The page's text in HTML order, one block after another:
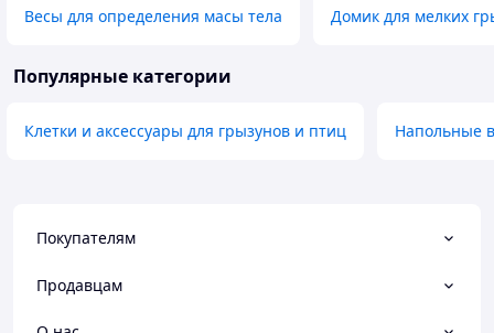
Весы для определения масы тела Домик для мелких
Популярные категории
Клетки и аксессуары для грызунов и птиц Напольные
Покупателям
Продавцам